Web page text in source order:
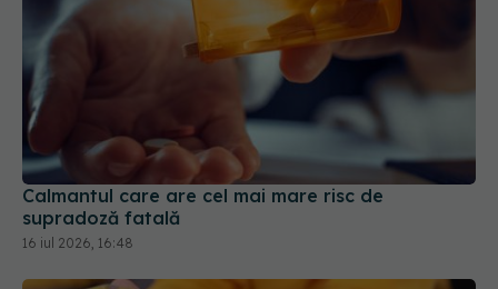
Calmantul care are cel mai mare risc de
supradoză fatală
16 iul 2026, 16:48